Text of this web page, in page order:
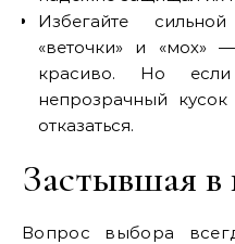
Избегайте
«веточки» и «мох»
красиво. Но
непрозрачный
отказаться.
Застывшая в
Вопрос выбора